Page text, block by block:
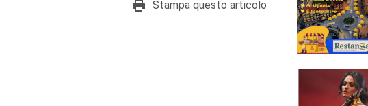
Stampa questo articolo